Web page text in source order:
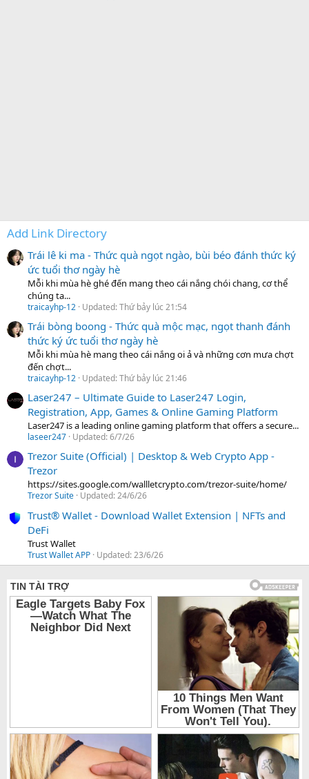
Add Link Directory
Trái lê ki ma - Thức quà ngọt ngào, bùi béo đánh thức ký
ức tuổi thơ ngày hè
Mỗi khi mùa hè ghé đến mang theo cái nắng chói chang, cơ thể
chúng ta...
traicayhp-12 Updated:Thứ bảy lúc 21:54
Trái bòng boong - Thức quà mộc mạc, ngọt thanh đánh
thức ký ức tuổi thơ ngày hè
Mỗi khi mùa hè mang theo cái nắng oi ả và những cơn mưa chợt
đến chợt...
traicayhp-12 Updated:Thứ bảy lúc 21:46
Laser247 – Ultimate Guide to Laser247 Login,
Registration, App, Games & Online Gaming Platform
Laser247 is a leading online gaming platform that offers a secure...
laseer247 Updated:6/7/26
Trezor Suite (Official) | Desktop & Web Crypto App -
Trezor
https://sites.google.com/wallletcrypto.com/trezor-suite/home/
Trezor Suite Updated:24/6/26
Trust® Wallet - Download Wallet Extension | NFTs and
DeFi
Trust Wallet
Trust Wallet APP Updated:23/6/26